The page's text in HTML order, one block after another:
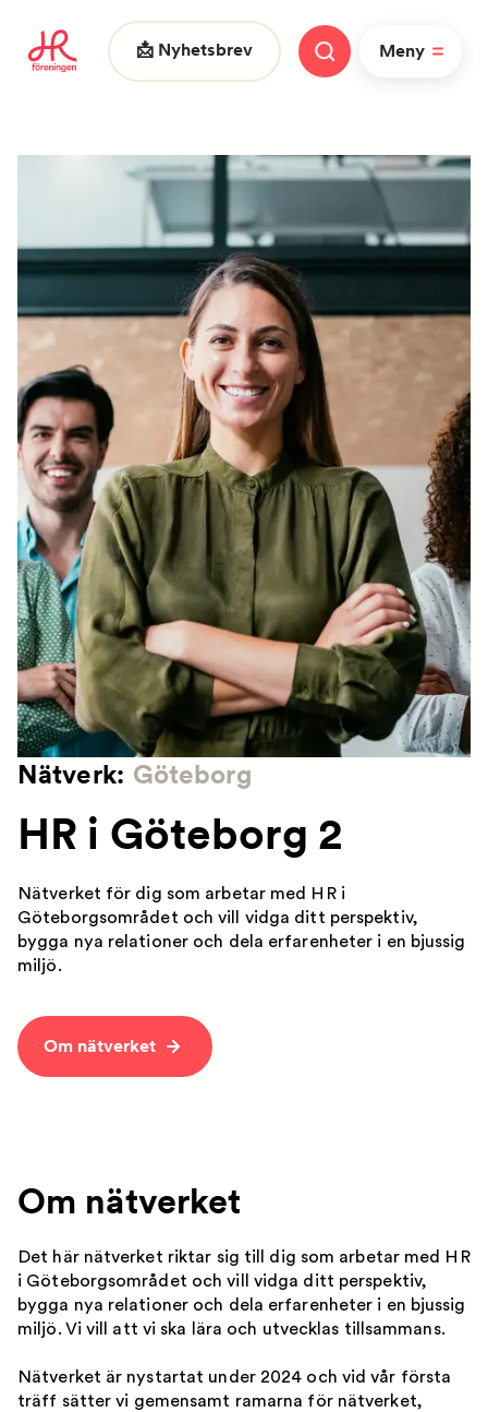
📩 Nyhetsbrev Meny
Vad letar du efter?
|
FAQ Nyheter Nätverk
HR dagarna
Nätverk: Göteborg
HR i Göteborg 2
Nätverket för dig som arbetar med HR i
Göteborgsområdet och vill vidga ditt perspektiv,
bygga nya relationer och dela erfarenheter i en bjussig
miljö.
Om nätverket
Om nätverket
Det här nätverket riktar sig till dig som arbetar med HR
i Göteborgsområdet och vill vidga ditt perspektiv,
bygga nya relationer och dela erfarenheter i en bjussig
miljö. Vi vill att vi ska lära och utvecklas tillsammans.
Nätverket är nystartat under 2024 och vid vår första
träff sätter vi gemensamt ramarna för nätverket,